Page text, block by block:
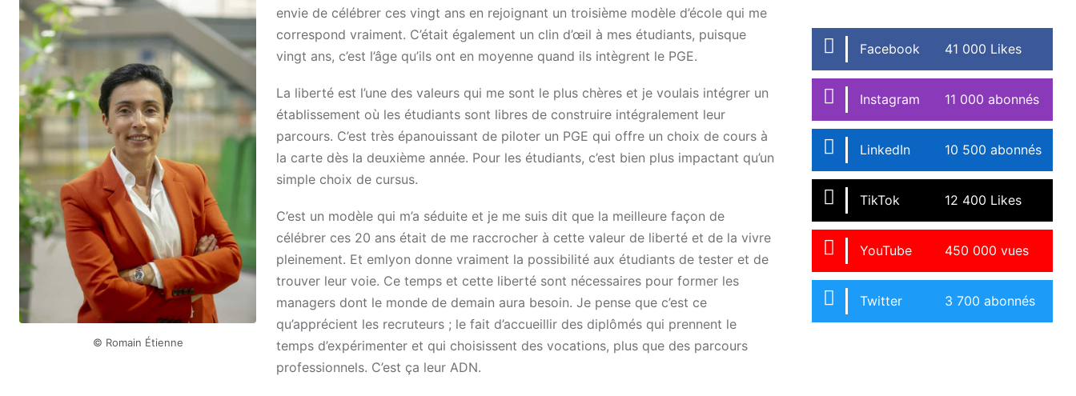
© Romain Étienne
envie de célébrer ces vingt ans en rejoignant un troisième modèle d’école qui me
correspond vraiment. C’était également un clin d’œil à mes étudiants, puisque
vingt ans, c’est l’âge qu’ils ont en moyenne quand ils intègrent le PGE.
La liberté est l’une des valeurs qui me sont le plus chères et je voulais intégrer un
établissement où les étudiants sont libres de construire intégralement leur
parcours. C’est très épanouissant de piloter un PGE qui offre un choix de cours à
la carte dès la deuxième année. Pour les étudiants, c’est bien plus impactant qu’un
simple choix de cursus.
C’est un modèle qui m’a séduite et je me suis dit que la meilleure façon de
célébrer ces 20 ans était de me raccrocher à cette valeur de liberté et de la vivre
pleinement. Et emlyon donne vraiment la possibilité aux étudiants de tester et de
trouver leur voie. Ce temps et cette liberté sont nécessaires pour former les
managers dont le monde de demain aura besoin. Je pense que c’est ce
qu’apprécient les recruteurs ; le fait d’accueillir des diplômés qui prennent le
temps d’expérimenter et qui choisissent des vocations, plus que des parcours
professionnels. C’est ça leur ADN.
Facebook 41 000 Likes
Instagram 11 000 abonnés
LinkedIn 10 500 abonnés
TikTok 12 400 Likes
YouTube 450 000 vues
Twitter 3 700 abonnés